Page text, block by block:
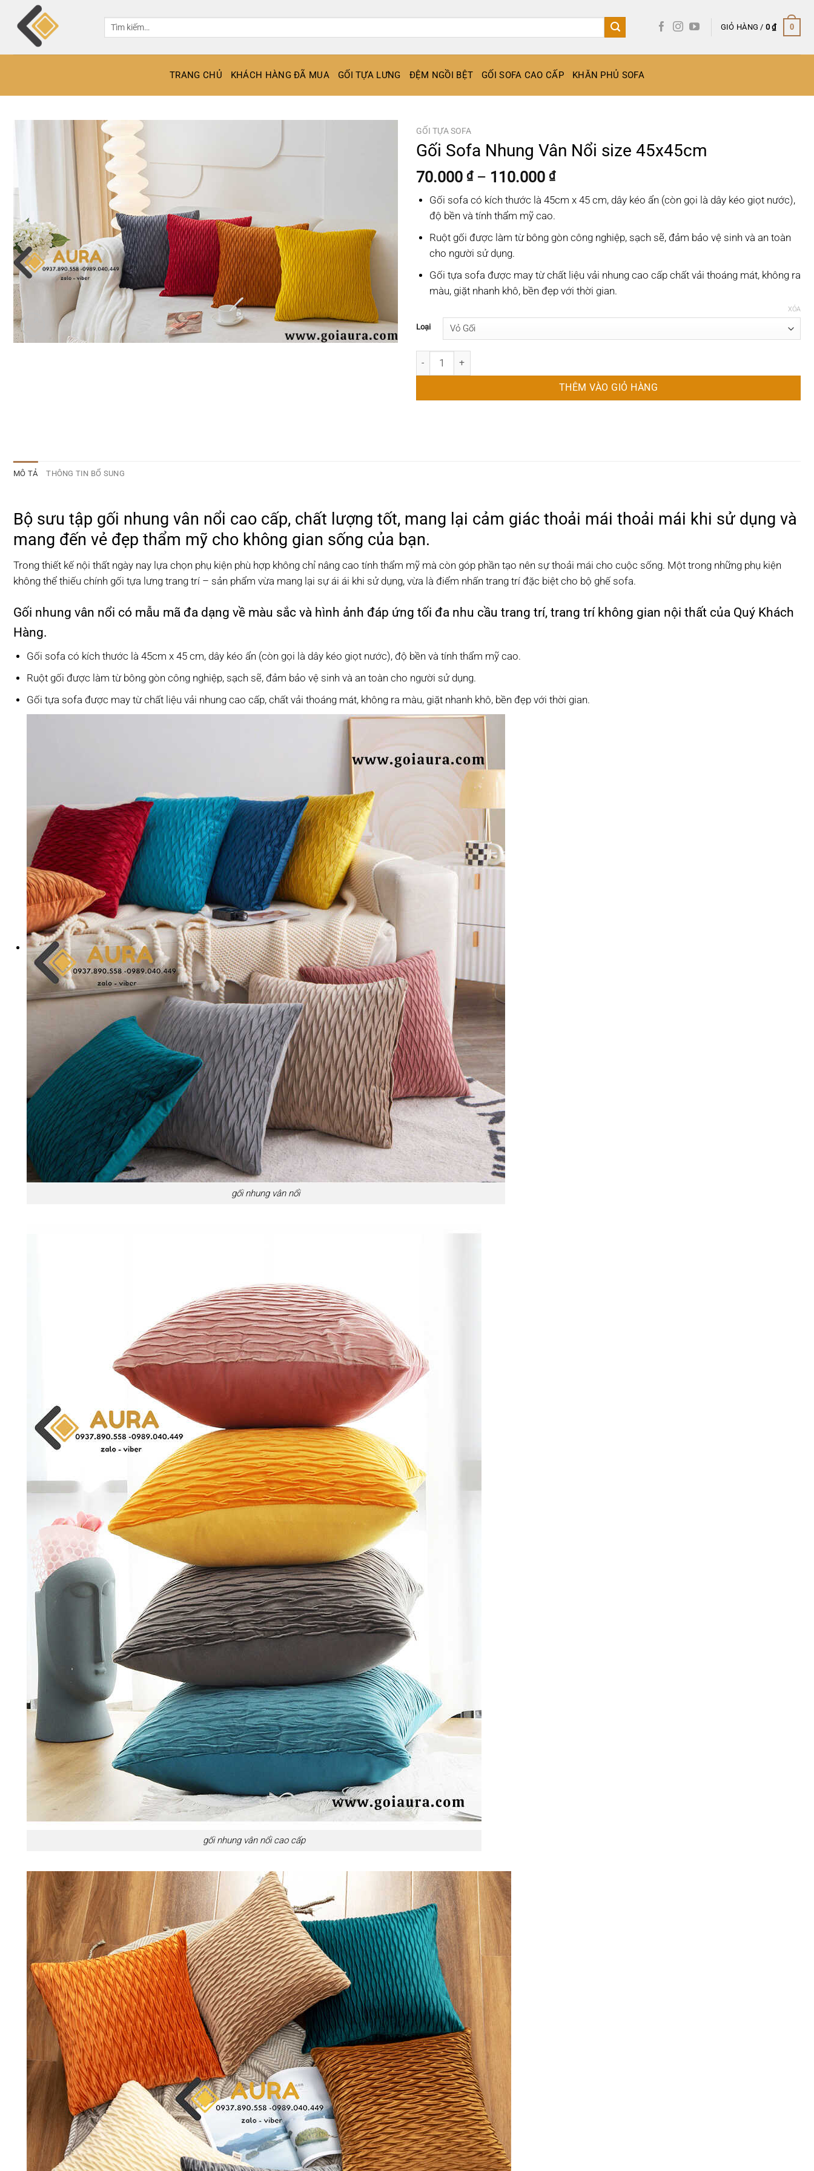
dung
Tìm
GIỎ HÀNG / 0₫ 0
TRANG CHỦ KHÁCH HÀNG ĐÃ MUA GỐI TỰA LƯNG ĐỆM NGỒI BỆT GỐI SOFA CAO CẤP KHĂN PHỦ SOFA
GỐI TỰA SOFA
Gối Sofa Nhung Vân Nổi size 45x45cm
70.000 ₫ – 110.000 ₫Khoảng
từ
đến
Gối sofa có kích thước là 45cm x 45 cm, dây kéo ẩn (còn gọi là dây kéo giọt nước),
độ bền và tính thẩm mỹ cao.
Ruột gối được làm từ bông gòn công nghiệp, sạch sẽ, đảm bảo vệ sinh và an toàn
cho người sử dụng.
Gối tựa sofa được may từ chất liệu vải nhung cao cấp chất vải thoáng mát, không ra
màu, giặt nhanh khô, bền đẹp với thời gian.
Loại
XÓA
THÊM VÀO GIỎ HÀNG
MÔ TẢ THÔNG TIN BỔ SUNG
Bộ sưu tập gối nhung vân nổi cao cấp, chất lượng tốt, mang lại cảm giác thoải mái thoải mái khi sử dụng và
mang đến vẻ đẹp thẩm mỹ cho không gian sống của bạn.​
Trong thiết kế nội thất ngày nay lựa chọn phụ kiện phù hợp không chỉ nâng cao tính thẩm mỹ mà còn góp phần tạo nên sự thoải mái cho cuộc sống. Một trong những phụ kiện
không thể thiếu chính gối tựa lưng trang trí – sản phẩm vừa mang lại sự ái ái khi sử dụng, vừa là điểm nhấn trang trí đặc biệt cho bộ ghế sofa.​
Gối nhung vân nổi có mẫu mã đa dạng về màu sắc và hình ảnh đáp ứng tối đa nhu cầu trang trí, trang trí không gian nội thất của Quý Khách
Hàng.
Gối sofa có kích thước là 45cm x 45 cm, dây kéo ẩn (còn gọi là dây kéo giọt nước), độ bền và tính thẩm mỹ cao.
Ruột gối được làm từ bông gòn công nghiệp, sạch sẽ, đảm bảo vệ sinh và an toàn cho người sử dụng.
Gối tựa sofa được may từ chất liệu vải nhung cao cấp, chất vải thoáng mát, không ra màu, giặt nhanh khô, bền đẹp với thời gian.
gối nhung vân nổi
gối nhung vân nổi cao cấp